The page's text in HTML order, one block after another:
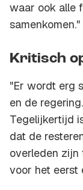
waar ook alle
samenkomen."
Kritisch
"Er wordt erg
en de
Tegelijkertijd
dat de
overleden zijn
voor het eerst